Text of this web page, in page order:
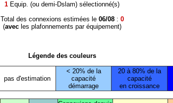
1 Equip. (ou demi-Dslam) sélectionné(s)
Total des connexions estimées le 06/08: 0
(avecles plafonnements par équipement)
Légende des couleurs
pas d'estimation
< 20% de la
capacité
démarrage
20 à 80% de la
capacité
en croissance